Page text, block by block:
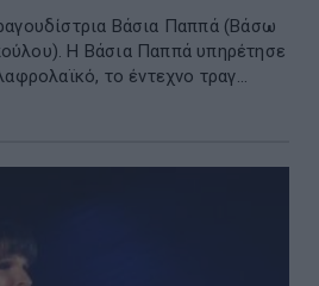
Βάσια Παππά (Βάσω
H Βάσια Παππά υπηρέτησε
το έντεχνο τραγ...